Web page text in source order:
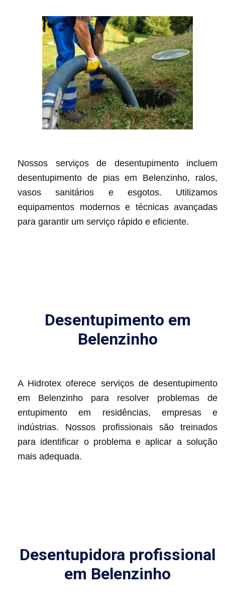
Nossos serviços de desentupimento incluem
desentupimento de pias em Belenzinho, ralos,
vasos sanitários e esgotos. Utilizamos
equipamentos modernos e técnicas avançadas
para garantir um serviço rápido e eficiente.
Desentupimento em
Belenzinho
A Hidrotex oferece serviços de desentupimento
em Belenzinho para resolver problemas de
entupimento em residências, empresas e
indústrias. Nossos profissionais são treinados
para identificar o problema e aplicar a solução
mais adequada.
Desentupidora profissional
em Belenzinho